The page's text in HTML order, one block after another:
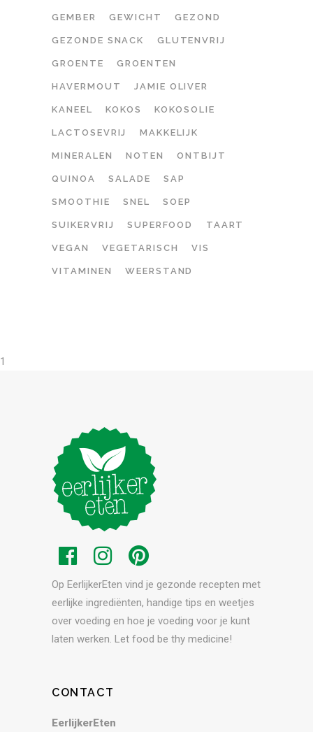
GEMBER GEWICHT GEZOND
GEZONDE SNACK GLUTENVRIJ
GROENTE GROENTEN
HAVERMOUT JAMIE OLIVER
KANEEL KOKOS KOKOSOLIE
LACTOSEVRIJ MAKKELIJK
MINERALEN NOTEN ONTBIJT
QUINOA SALADE SAP
SMOOTHIE SNEL SOEP
SUIKERVRIJ SUPERFOOD TAART
VEGAN VEGETARISCH VIS
VITAMINEN WEERSTAND
1
Op EerlijkerEten vind je gezonde recepten met
eerlijke ingrediënten, handige tips en weetjes
over voeding en hoe je voeding voor je kunt
laten werken. Let food be thy medicine!
CONTACT
EerlijkerEten